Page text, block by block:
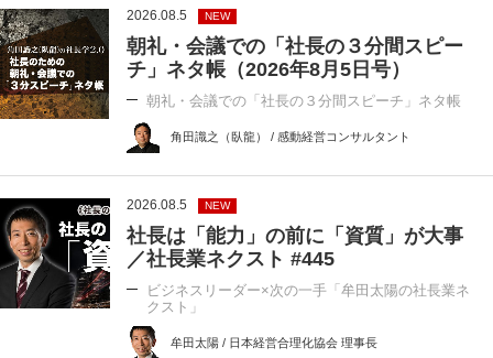
2026.08.5 NEW
朝礼・会議での「社長の３分間スピー
チ」ネタ帳（2026年8月5日号）
朝礼・会議での「社長の３分間スピーチ」ネタ帳
角田識之（臥龍） / 感動経営コンサルタント
2026.08.5 NEW
社長は「能力」の前に「資質」が大事
／社長業ネクスト #445
ビジネスリーダー×次の一手「牟田太陽の社長業ネ
クスト」
牟田太陽 / 日本経営合理化協会 理事長